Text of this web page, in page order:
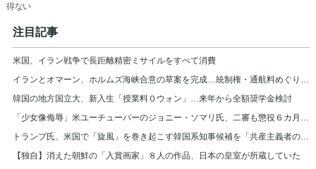
得ない
注目記事
米国、イラン戦争で長距離精密ミサイルをすべて消費
イランとオマーン、ホルムズ海峡合意の草案を完成…統制権・通航料めぐり米国と隔たり
韓国の地方国立大、新入生「授業料０ウォン」…来年から全額奨学金検討
「少女像侮辱」米ユーチューバーのジョニー・ソマリ氏、二審も懲役６カ月の実刑判決
トランプ氏、米国で「旋風」を巻き起こす韓国系知事候補を「共産主義者の狂人」と非難
【独自】消えた朝鮮の「入賞画家」８人の作品、日本の皇室が所蔵していた